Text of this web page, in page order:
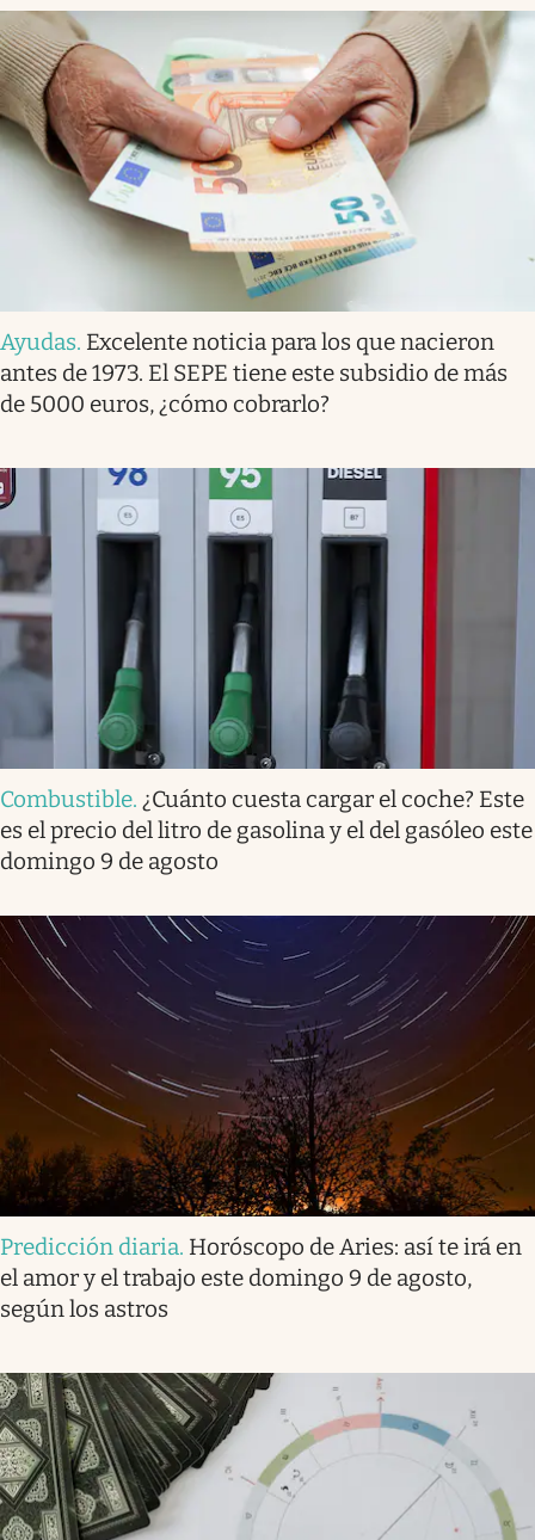
Ayudas. Excelente noticia para los que nacieron
antes de 1973. El SEPE tiene este subsidio de más
de 5000 euros, ¿cómo cobrarlo?
Combustible. ¿Cuánto cuesta cargar el coche? Este
es el precio del litro de gasolina y el del gasóleo este
domingo 9 de agosto
Predicción diaria. Horóscopo de Aries: así te irá en
el amor y el trabajo este domingo 9 de agosto,
según los astros